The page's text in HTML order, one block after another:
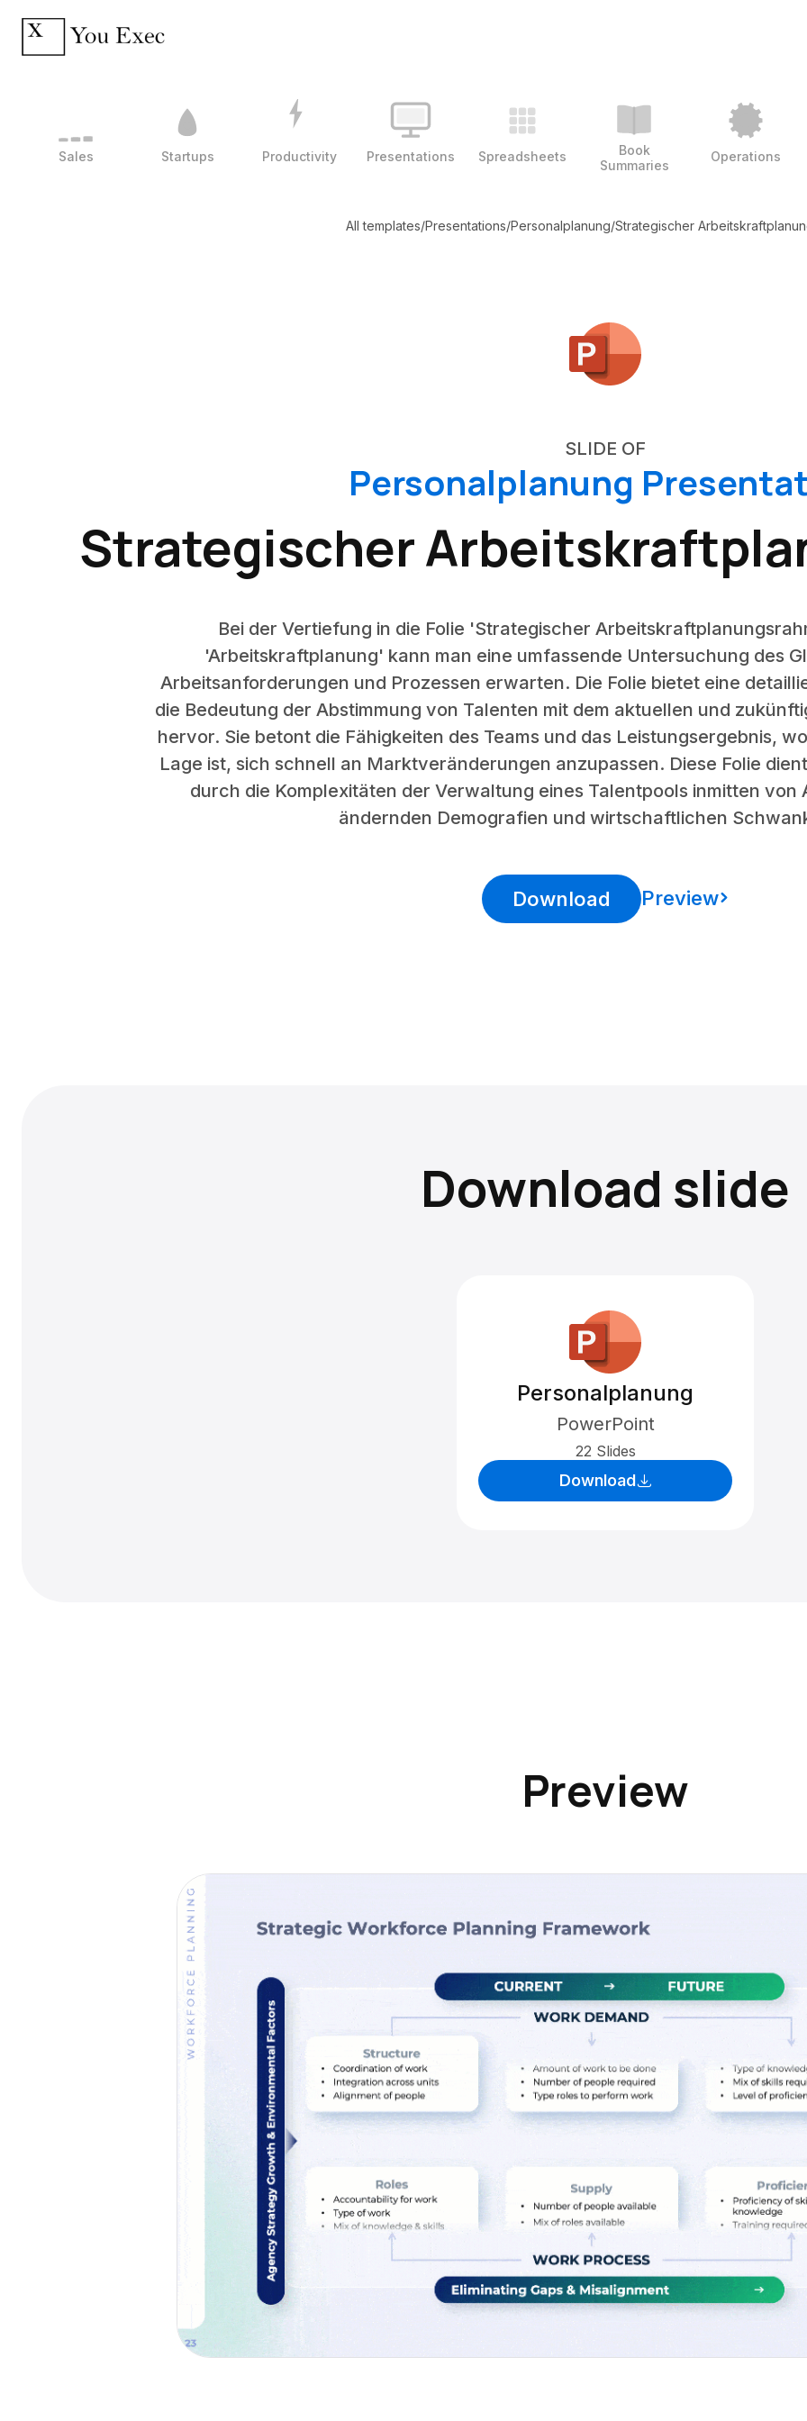
Sales Startups Productivity Presentations Spreadsheets
Book
Summaries
Operations
All templates/Presentations/Personalplanung/Strategischer
SLIDE OF
Personalplanung
Strategischer
Bei der Vertiefung in die Folie 'Strategischer
'Arbeitskraftplanung' kann man eine umfassende Untersuchung des
Arbeitsanforderungen und Prozessen erwarten. Die Folie bietet eine
die Bedeutung der Abstimmung von Talenten mit dem aktuellen und
hervor. Sie betont die Fähigkeiten des Teams und das Leistungsergebnis,
Lage ist, sich schnell an Marktveränderungen anzupassen. Diese Folie
durch die Komplexitäten der Verwaltung eines Talentpools inmitten von
ändernden Demografien und wirtschaftlichen
Download Preview
Download slide
Personalplanung
PowerPoint
22 Slides
Download
Preview